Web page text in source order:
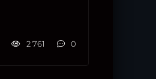
2 761 0